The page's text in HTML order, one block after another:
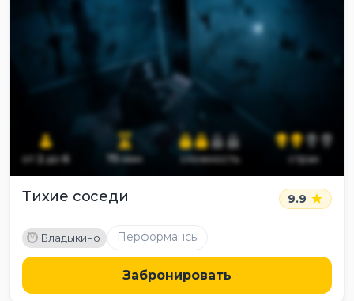
от 2до6 75мин сложность страх
Тихие соседи 9.9
M Владыкино Перформансы
Забронировать